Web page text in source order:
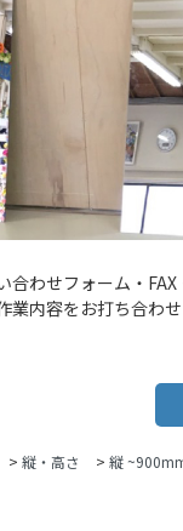
合わせフォーム・
業内容をお打ち合わ
> 縦・高さ > 縦